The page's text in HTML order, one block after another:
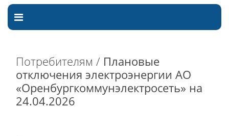
Потребителям / Плановые
отключения электроэнергии АО
«Оренбургкоммунэлектросеть» на
24.04.2026